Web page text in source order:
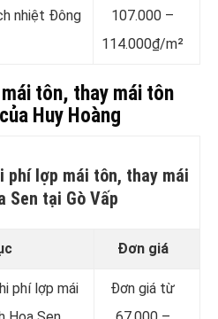
nhiệt Đông
107.000 –
114.000₫/m²
tôn, thay mái tôn
Huy Hoàng
phí lợp mái tôn, thay mái
Sen tại Gò Vấp
Đơn giá
phí lợp mái
Đơn giá từ